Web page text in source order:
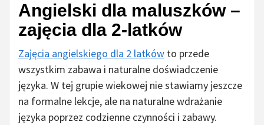
Angielski dla maluszków –
zajęcia dla 2-latków
Zajęcia angielskiego dla 2 latków to przede
wszystkim zabawa i naturalne doświadczenie
języka. W tej grupie wiekowej nie stawiamy jeszcze
na formalne lekcje, ale na naturalne wdrażanie
języka poprzez codzienne czynności i zabawy.